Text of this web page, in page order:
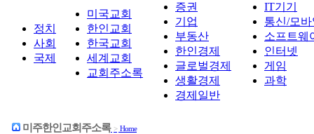
정치
사회
국제
미국교회
한인교회
한국교회
세계교회
교회주소록
증권
기업
부동산
한인경제
글로벌경제
생활경제
경제일반
IT기기
통신/모
소프트웨
인터넷
게임
과학
미주한인교회주소록 > Home